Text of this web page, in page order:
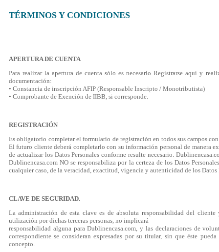
TÉRMINOS Y CONDICIONES
APERTURA DE CUENTA
Para realizar la apertura de cuenta sólo es necesario Registrarse aquí y
documentación:
• Constancia de inscripción AFIP (Responsable Inscripto / Monotributista)
• Comprobante de Exención de IIBB, si corresponde.
REGISTRACIÓN
Es obligatorio completar el formulario de registración en todos sus campos
El futuro cliente deberá completarlo con su información personal de manera
de actualizar los Datos Personales conforme resulte necesario.
Dublinencasa.com NO se responsabiliza por la certeza de los Datos
cualquier caso, de la veracidad, exactitud, vigencia y autenticidad de los Datos
CLAVE DE SEGURIDAD.
La administración de esta clave es de absoluta responsabilidad del
utilización por dichas terceras personas, no implicará
responsabilidad alguna para Dublinencasa.com, y las declaraciones de
correspondiente se consideran expresadas por su titular, sin que éste
concepto.